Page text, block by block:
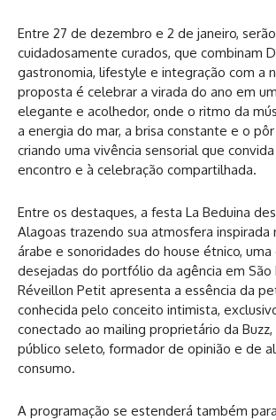
Entre 27 de dezembro e 2 de janeiro,
cuidadosamente curados, que combinam
gastronomia, lifestyle e integração com a
proposta é celebrar a virada do ano em
elegante e acolhedor, onde o ritmo da
a energia do mar, a brisa constante e o
criando uma vivência sensorial que
encontro e à celebração compartilhada.
Entre os destaques, a festa La Beduina
Alagoas trazendo sua atmosfera inspirada
árabe e sonoridades do house étnico, uma
desejadas do portfólio da agência em São
Réveillon Petit apresenta a essência da
conhecida pelo conceito intimista,
conectado ao mailing proprietário da
público seleto, formador de opinião e de
consumo.
A programação se estenderá também